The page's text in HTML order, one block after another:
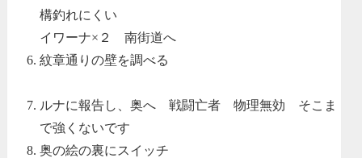
構釣れにくい
イワーナ×２ 南街道へ
紋章通りの壁を調べる
ルナに報告し、奥へ 戦闘亡者 物理無効 そこま
で強くないです
奥の絵の裏にスイッチ